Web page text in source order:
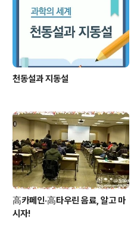
천동설과 지동설
高카페인·高타우린 음료, 알고 마
시자!